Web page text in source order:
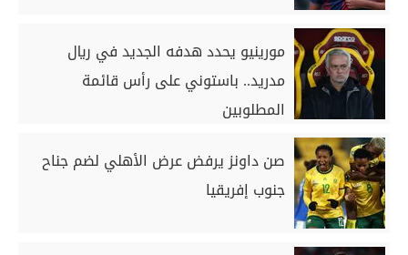
مورينيو يحدد هدفه الجديد في ريال
مدريد.. باستوني على رأس قائمة
المطلوبين
صن داونز يرفض عرض الأهلي لضم جناح
جنوب إفريقيا